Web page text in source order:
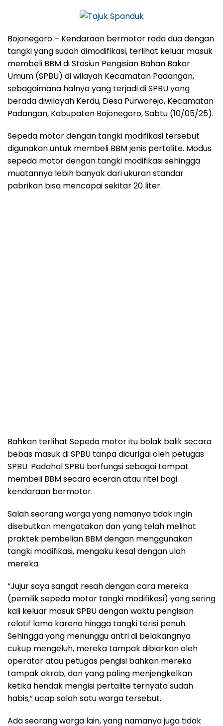
Bojonegoro – Kendaraan bermotor roda dua dengan
tangki yang sudah dimodifikasi, terlihat keluar masuk
membeli BBM di Stasiun Pengisian Bahan Bakar
Umum (SPBU) di wilayah Kecamatan Padangan,
sebagaimana halnya yang terjadi di SPBU yang
berada diwilayah Kerdu, Desa Purworejo, Kecamatan
Padangan, Kabupaten Bojonegoro, Sabtu (10/05/25).
Sepeda motor dengan tangki modifikasi tersebut
digunakan untuk membeli BBM jenis pertalite. Modus
sepeda motor dengan tangki modifikasi sehingga
muatannya lebih banyak dari ukuran standar
pabrikan bisa mencapai sekitar 20 liter.
Bahkan terlihat Sepeda motor itu bolak balik secara
bebas masuk di SPBU tanpa dicurigai oleh petugas
SPBU. Padahal SPBU berfungsi sebagai tempat
membeli BBM secara eceran atau ritel bagi
kendaraan bermotor.
Salah seorang warga yang namanya tidak ingin
disebutkan mengatakan dan yang telah melihat
praktek pembelian BBM dengan menggunakan
tangki modifikasi, mengaku kesal dengan ulah
mereka.
“Jujur saya sangat resah dengan cara mereka
(pemilik sepeda motor tangki modifikasi) yang sering
kali keluar masuk SPBU dengan waktu pengisian
relatif lama karena hingga tangki terisi penuh.
Sehingga yang menunggu antri di belakangnya
cukup mengeluh, mereka tampak dibiarkan oleh
operator atau petugas pengisi bahkan mereka
tampak akrab, dan yang paling menjengkelkan
ketika hendak mengisi pertalite ternyata sudah
habis,” ucap salah satu warga tersebut.
Ada seorang warga lain, yang namanya juga tidak